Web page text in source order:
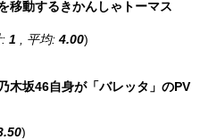
移動するきかんしゃトーマス
1 , 平均: 4.00)
木坂46自身が「バレッタ」のPV
)